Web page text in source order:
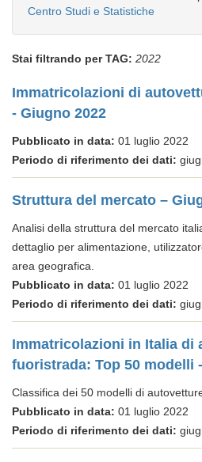
Centro Studi e Statistiche
Stai filtrando per TAG: 2022
Immatricolazioni di
- Giugno 2022
Pubblicato in data: 01 luglio 2022
Periodo di riferimento dei dati:
Struttura del mercato –
Analisi della struttura del mercato
dettaglio per alimentazione,
area geografica.
Pubblicato in data: 01 luglio 2022
Periodo di riferimento dei dati:
Immatricolazioni in Italia di
fuoristrada: Top 50 modelli
Classifica dei 50 modelli di
Pubblicato in data: 01 luglio 2022
Periodo di riferimento dei dati: